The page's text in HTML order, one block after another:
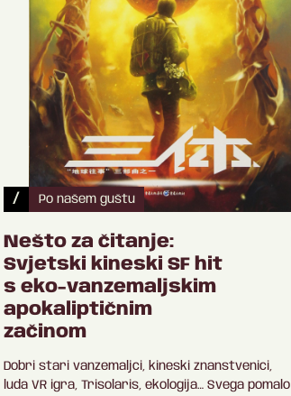
/ Po našem guštu
Nešto za čitanje:
Svjetski kineski SF hit
s eko-vanzemaljskim
apokaliptičnim
začinom
Dobri stari vanzemaljci, kineski znanstvenici,
luda VR igra, Trisolaris, ekologija… Svega pomalo